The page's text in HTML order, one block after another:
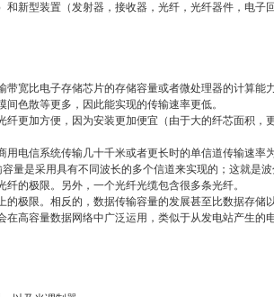
和新型装置（发射器，接收器，光纤，光纤器件，电
宽比电子存储芯片的存储容量或者微处理器的计算能
色散等更多，因此能实现的传输速率更低。
更加方便，因为安装更加便宜（由于大的纤芯面积，
电信系统传输几十千米或者更长时的单信道传输速率
量是采用具有不同波长的多个信道来实现的；这就是
的极限。另外，一个光纤光缆包含很多条光纤。
极限。相反的，数据传输容量的发展甚至比数据存储
高容量数据网络中广泛运用，类似于从发电站产生的